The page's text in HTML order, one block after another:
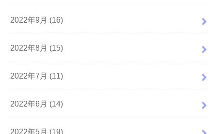
2022年9月 (16)
2022年8月 (15)
2022年7月 (11)
2022年6月 (14)
2022年5月 (19)